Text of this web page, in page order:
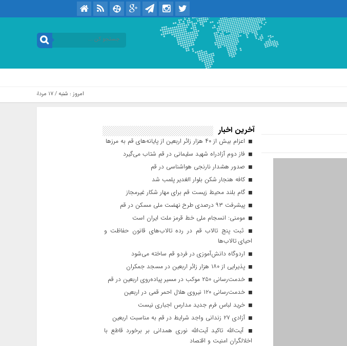
امروز : شنبه / ۱۷ مرداد / ۱۴۰۵ .::. برابر با : Saturday, 8 August , 2026
آخرین اخبار
اعزام بیش از ۴۰ هزار زائر اربعین از پایانه‌های قم به مرزها
فاز دوم آزادراه شهید سلیمانی در قم شتاب می‌گیرد
صدور هشدار نارنجی هواشناسی در قم
کافه هنجار شکن بلوار الغدیر پلمب شد
گام بلند محیط زیست قم برای مهار شکار غیرمجاز
پیشرفت ۹۳ درصدی طرح نهضت ملی مسکن در قم
مومنی: انسجام ملی خط قرمز ملت ایران است
ثبت پنج تالاب قم در رده تالاب‌های قانون حفاظت و
احیای تالاب‌ها
اردوگاه دانش‌آموزی در فردو قم ساخته می‌شود
پذیرایی از ۱۸۰ هزار زائر اربعین در مسجد جمکران
خدمت‌رسانی ۲۵۰ موکب در مسیر پیاده‌روی اربعین در قم
خدمت‌رسانی ۱۲۰ نیروی هلال احمر قمی در اربعین
خرید لباس فرم جدید مدارس اجباری نیست
آزادی ۲۷ زندانی واجد شرایط در قم به مناسبت اربعین
آیت‌الله تاکید آیت‌الله نوری همدانی بر برخورد قاطع با
اخلالگران امنیت و اقتصاد